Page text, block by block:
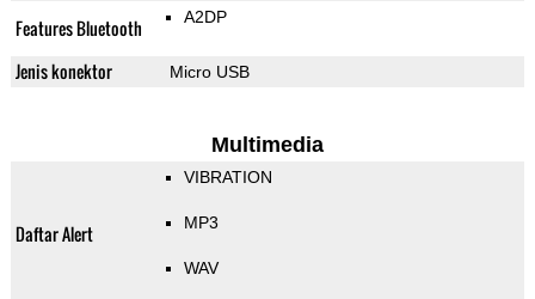
Features Bluetooth A2DP
Jenis konektor Micro USB
Multimedia
Daftar Alert
VIBRATION
MP3
WAV